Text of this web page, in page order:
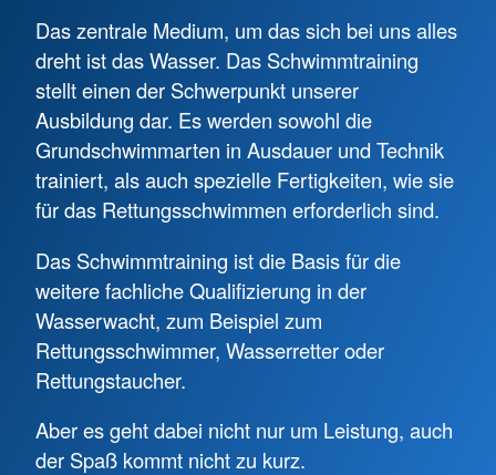
Das zentrale Medium, um das sich bei uns alles
dreht ist das Wasser. Das Schwimmtraining
stellt einen der Schwerpunkt unserer
Ausbildung dar. Es werden sowohl die
Grundschwimmarten in Ausdauer und Technik
trainiert, als auch spezielle Fertigkeiten, wie sie
für das Rettungsschwimmen erforderlich sind.
Das Schwimmtraining ist die Basis für die
weitere fachliche Qualifizierung in der
Wasserwacht, zum Beispiel zum
Rettungsschwimmer, Wasserretter oder
Rettungstaucher.
Aber es geht dabei nicht nur um Leistung, auch
der Spaß kommt nicht zu kurz.